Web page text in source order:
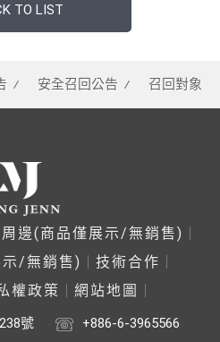
TO LIST
安全召回公告 召回對象
邊(商品僅展示/無銷售)
/無銷售)
技術合作
權政策 網站地圖
號 +886-6-3965566